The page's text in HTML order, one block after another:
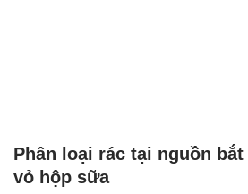
Phân loại rác tại nguồn
vỏ hộp sữa